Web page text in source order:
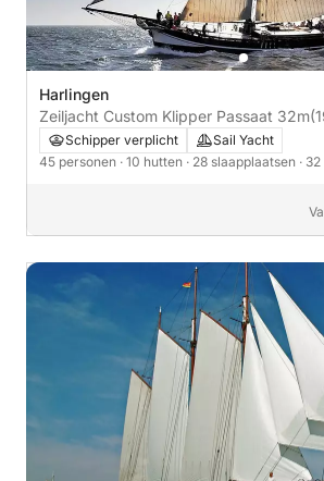
Harlingen
Zeiljacht Custom Klipper Passaat 32m
Schipper verplicht
Sail Yacht
45 personen · 10 hutten · 28 slaapplaatsen ·